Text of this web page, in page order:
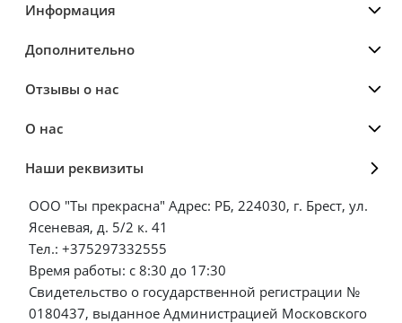
Информация
Дополнительно
Отзывы о нас
О нас
Наши реквизиты
ООО "Ты прекрасна" Адрес: РБ, 224030, г. Брест, ул.
Ясеневая, д. 5/2 к. 41
Тел.: +375297332555
Время работы: с 8:30 до 17:30
Свидетельство о государственной регистрации №
0180437, выданное Администрацией Московского